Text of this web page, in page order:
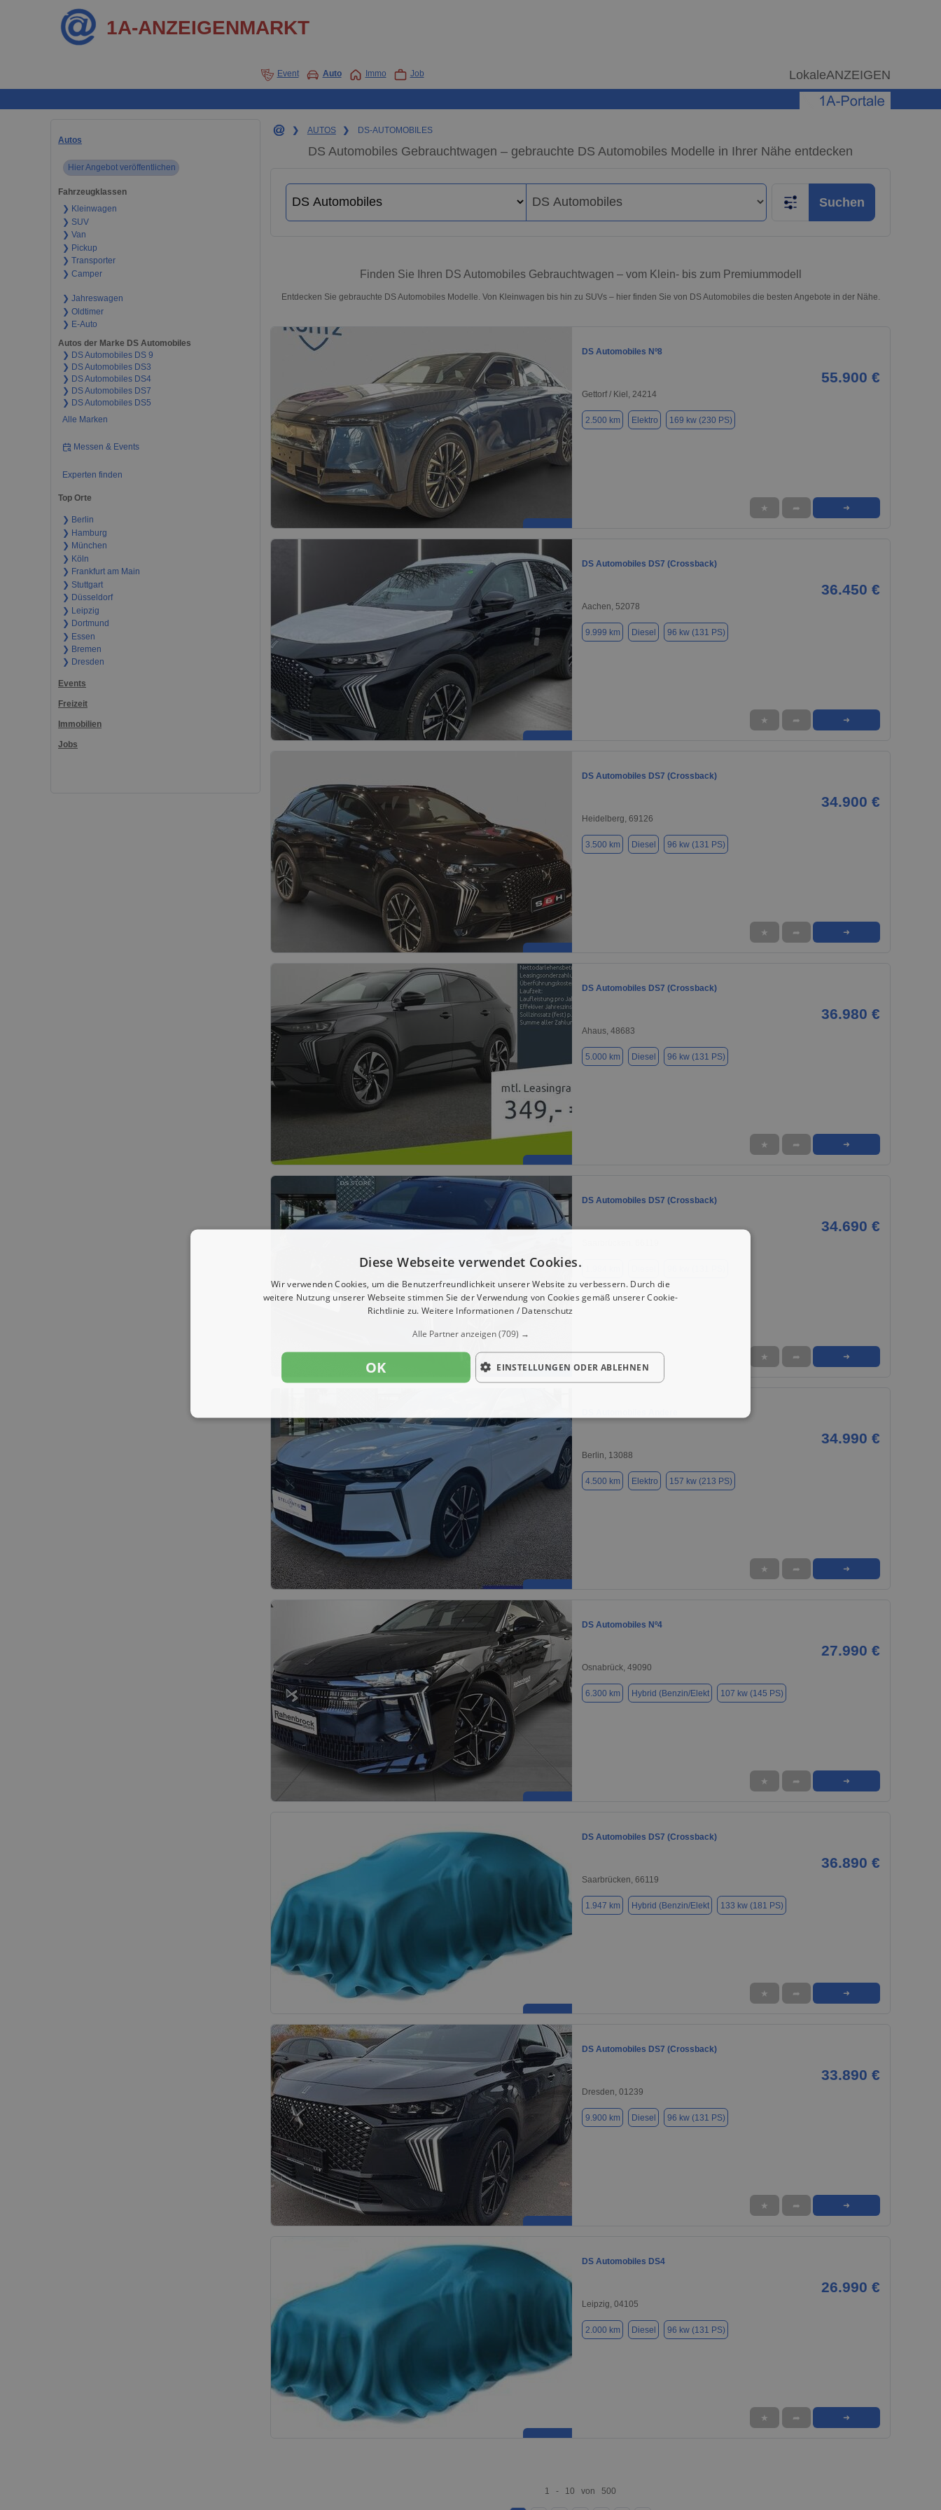
1A-ANZEIGENMARKT
Event Auto Immo Job LokaleANZEIGEN
Autos
Hier Angebot veröffentlichen
Fahrzeugklassen
❯ Kleinwagen
❯ SUV
❯ Van
❯ Pickup
❯ Transporter
❯ Camper
❯ Jahreswagen
❯ Oldtimer
❯ E-Auto
Autos der Marke DS Automobiles
❯ DS Automobiles DS 9
❯ DS Automobiles DS3
❯ DS Automobiles DS4
❯ DS Automobiles DS7
❯ DS Automobiles DS5
Alle Marken
Messen & Events
Experten finden
Top Orte
❯ Berlin
❯ Hamburg
❯ München
❯ Köln
❯ Frankfurt am Main
❯ Stuttgart
❯ Düsseldorf
❯ Leipzig
❯ Dortmund
❯ Essen
❯ Bremen
❯ Dresden
Events
Freizeit
Immobilien
Jobs
❯ AUTOS ❯ DS-AUTOMOBILES
DS Automobiles Gebrauchtwagen – gebrauchte DS Automobiles Modelle in Ihrer Nähe entdecken
Suchen
Finden Sie Ihren DS Automobiles Gebrauchtwagen – vom Klein- bis zum Premiummodell
Entdecken Sie gebrauchte DS Automobiles Modelle. Von Kleinwagen bis hin zu SUVs – hier finden Sie von DS Automobiles die besten Angebote in der Nähe.
DS Automobiles Nº8
55.900 €
Gettorf / Kiel, 24214
2.500 km Elektro 169 kw (230 PS)
★ ➦ ➜
DS Automobiles DS7 (Crossback)
36.450 €
Aachen, 52078
9.999 km Diesel 96 kw (131 PS)
★ ➦ ➜
DS Automobiles DS7 (Crossback)
34.900 €
Heidelberg, 69126
3.500 km Diesel 96 kw (131 PS)
★ ➦ ➜
DS Automobiles DS7 (Crossback)
36.980 €
Ahaus, 48683
5.000 km Diesel 96 kw (131 PS)
★ ➦ ➜
DS Automobiles DS7 (Crossback)
34.690 €
★ ➦ ➜
34.990 €
Berlin, 13088
4.500 km Elektro 157 kw (213 PS)
★ ➦ ➜
DS Automobiles Nº4
27.990 €
Osnabrück, 49090
6.300 km Hybrid (Benzin/Elekt 107 kw (145 PS)
★ ➦ ➜
DS Automobiles DS7 (Crossback)
36.890 €
Saarbrücken, 66119
1.947 km Hybrid (Benzin/Elekt 133 kw (181 PS)
★ ➦ ➜
DS Automobiles DS7 (Crossback)
33.890 €
Dresden, 01239
9.900 km Diesel 96 kw (131 PS)
★ ➦ ➜
DS Automobiles DS4
26.990 €
Leipzig, 04105
2.000 km Diesel 96 kw (131 PS)
★ ➦ ➜
1 - 10 von 500
Diese Webseite verwendet Cookies.
Wir verwenden Cookies, um die Benutzerfreundlichkeit unserer Website zu verbessern. Durch die
weitere Nutzung unserer Webseite stimmen Sie der Verwendung von Cookies gemäß unserer Cookie-
Richtlinie zu. Weitere Informationen / Datenschutz
Alle Partner anzeigen(709) →
OK EINSTELLUNGEN ODER ABLEHNEN